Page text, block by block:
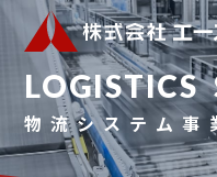
LOGISTICS
物流システ ム事